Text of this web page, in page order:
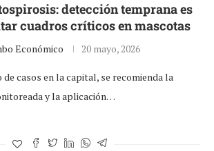
detección temprana es
cuadros críticos en mascotas
Económico 20 mayo, 2026
casos en la capital, se recomienda la
y la aplicación…